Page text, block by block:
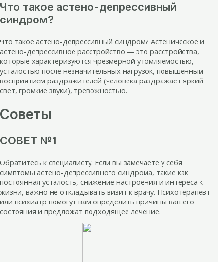
Что такое астено-депрессивный
синдром?
Что такое астено-депрессивный синдром? Астеническое и
астено-депрессивное расстройство — это расстройства,
которые характеризуются чрезмерной утомляемостью,
усталостью после незначительных нагрузок, повышенным
восприятием раздражителей (человека раздражает яркий
свет, громкие звуки), тревожностью.
Советы
СОВЕТ №1
Обратитесь к специалисту. Если вы замечаете у себя
симптомы астено-депрессивного синдрома, такие как
постоянная усталость, снижение настроения и интереса к
жизни, важно не откладывать визит к врачу. Психотерапевт
или психиатр помогут вам определить причины вашего
состояния и предложат подходящее лечение.